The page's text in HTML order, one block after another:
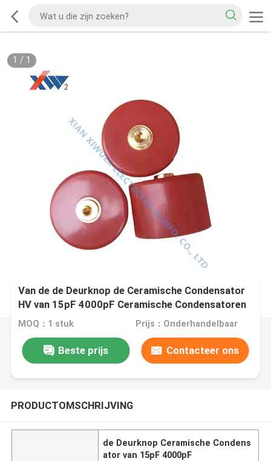
1 / 1
Van de de Deurknop de Ceramische Condensator
HV van 15pF 4000pF Ceramische Condensatoren
1KV, 2KV, 3KV, 6.3KV, 10KV, 15KV, 20KV, 30KV,
MOQ：1 stuk Prijs：Onderhandelbaar
Beste prijs Contacteer ons
PRODUCTOMSCHRIJVING
de Deurknop Ceramische Condens
ator van 15pF 4000pF